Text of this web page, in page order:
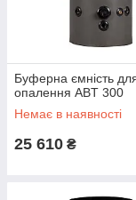
Буферна ємність
опалення ABT 300
Немає в наявності
25 610 ₴